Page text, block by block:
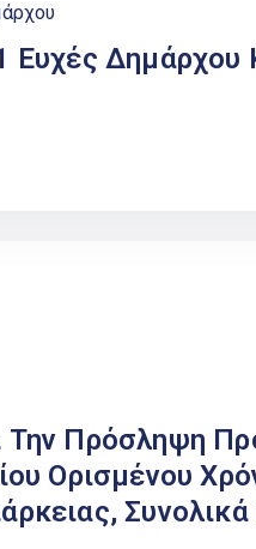
Ευχές Δημάρχου
Την Πρόσληψη
Ορισμένου